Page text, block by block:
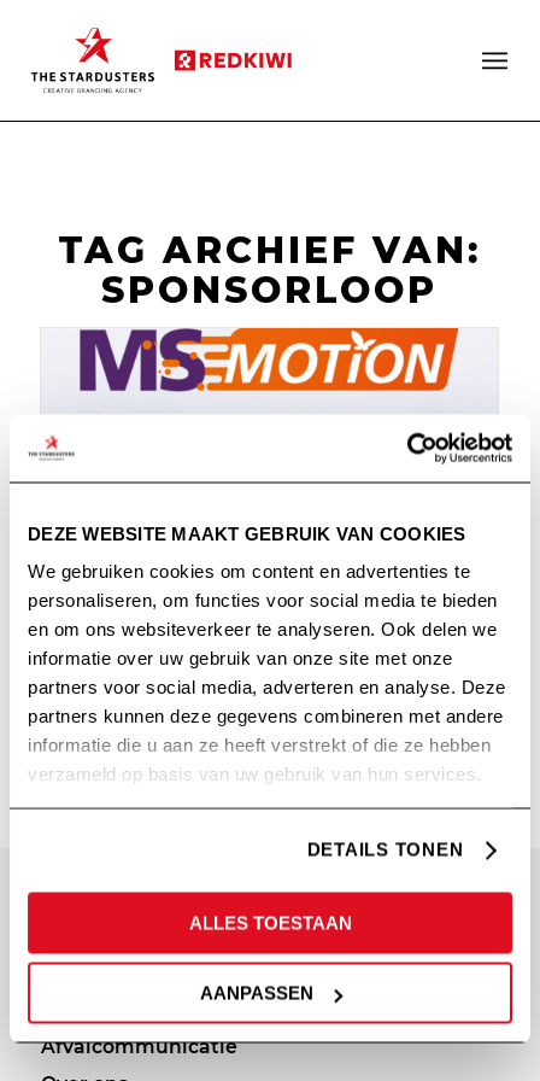
DEZE WEBSITE MAAKT GEBRUIK VAN COOKIES
We gebruiken cookies om content en advertenties te
personaliseren, om functies voor social media te bieden
en om ons websiteverkeer te analyseren. Ook delen we
informatie over uw gebruik van onze site met onze
partners voor social media, adverteren en analyse. Deze
partners kunnen deze gegevens combineren met andere
informatie die u aan ze heeft verstrekt of die ze hebben
verzameld op basis van uw gebruik van hun services.
DETAILS TONEN
ALLES TOESTAAN
AANPASSEN
TAG ARCHIEF VAN:
SPONSORLOOP
Diensten
Afvalcommunicatie
PRIVACY
Cookie statement
Privacy policy